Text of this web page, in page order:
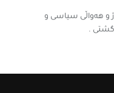
و هەواڵی سیاسی و
گشتى .